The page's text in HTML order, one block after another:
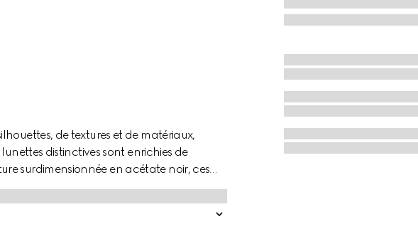
de textures et de matériaux,
distinctives sont enrichies de
surdimensionnée en acétate noir, ces
sur les branches et d'un verre gris.